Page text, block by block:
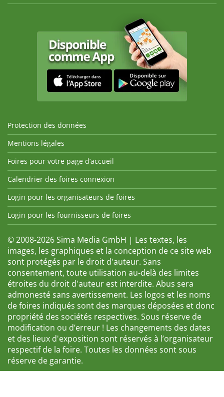
Protection des données
Mentions légales
Foires pour votre page d’accueil
Calendrier des foires connexion
Login pour les organisateurs de foires
Login pour les fournisseurs de foires
© 2008-2026 Sima Media GmbH | Les textes, les
images, les graphiques et la conception de ce site web
sont protégés par le droit d'auteur. Sans
consentement, toute utilisation au-delà des limites
étroites du droit d'auteur est interdite. Abus sera
admonesté sans avertissement. Les logos et les noms
de foires indiqués sont des marques déposées et donc
propriété des sociétés respectives. Sous réserve de
modification ou d’erreur ! Les changements des dates
et des lieux d'exposition sont réservés à l’organisateur
respectif de la foire. Toutes les données sont sous
réserve de garantie.